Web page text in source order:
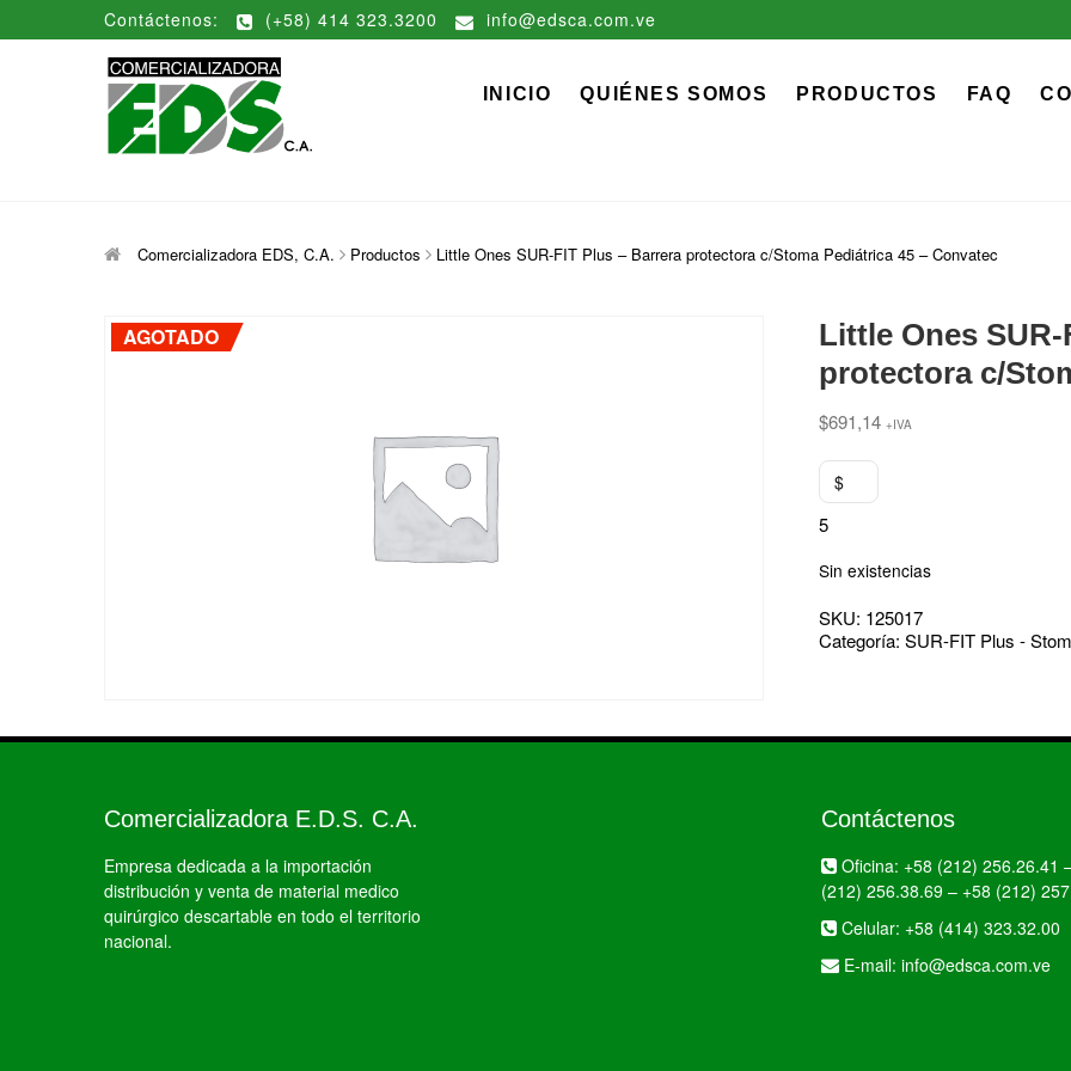
Contáctenos: (+58) 414 323.3200 info@edsca.com.ve
Comercializadora EDS, C.A.
INICIO QUIÉNES SOMOS PRODUCTOS FAQ
Comercializadora EDS, C.A. Productos Little Ones SUR-FIT Plus – Barrera protectora c/Stoma Pediátrica 45 – Convatec
AGOTADO
Little Ones
protectora c/
$691,14 +IVA
$
5
Sin existencias
SKU: 125017
Categoría: SUR-FIT Plus -
Comercializadora E.D.S. C.A.
Empresa dedicada a la importación
distribución y venta de material medico
quirúrgico descartable en todo el territorio
nacional.
Contáctenos
Oficina: +58 (212) 256.26.41
(212) 256.38.69 – +58 (212)
Celular: +58 (414) 323.32.00
E-mail: info@edsca.com.ve